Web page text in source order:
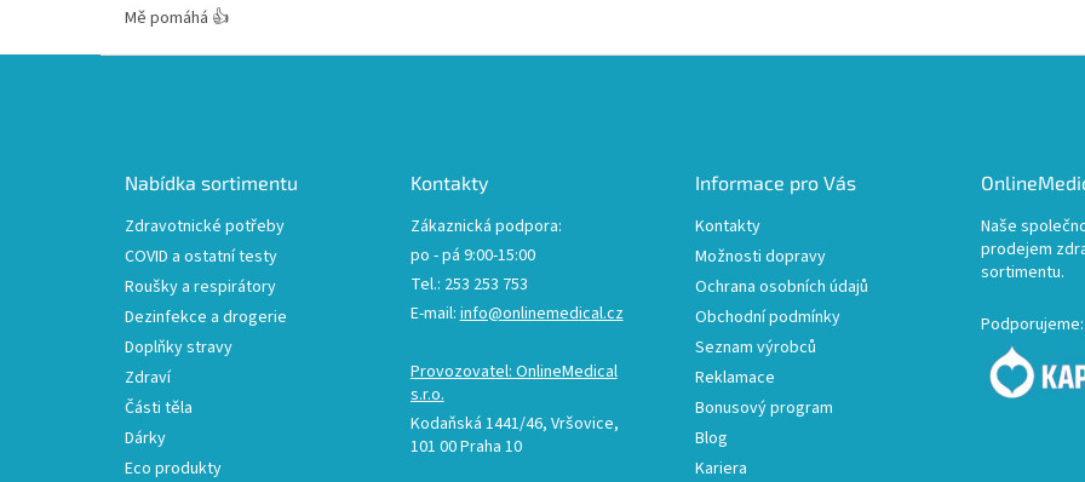
Mě pomáhá 👍
Nabídka sortimentu
Zdravotnické potřeby
COVID a ostatní testy
Roušky a respirátory
Dezinfekce a drogerie
Doplňky stravy
Zdraví
Části těla
Dárky
Eco produkty
Kontakty
Zákaznická podpora:
po - pá 9:00-15:00
Tel.: 253 253 753
E-mail: info@onlinemedical.cz
Provozovatel: OnlineMedical
s.r.o.
Kodaňská 1441/46, Vršovice,
101 00 Praha 10
Informace pro Vás
Kontakty
Možnosti dopravy
Ochrana osobních údajů
Obchodní podmínky
Seznam výrobců
Reklamace
Bonusový program
Blog
Kariera
Naše
prodejem
sortimentu.
Podporujeme: